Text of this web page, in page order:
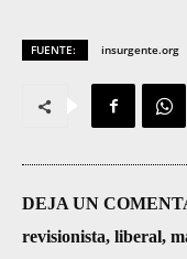
FUENTE: insurgente.org
DEJA UN
revisionista, liberal,